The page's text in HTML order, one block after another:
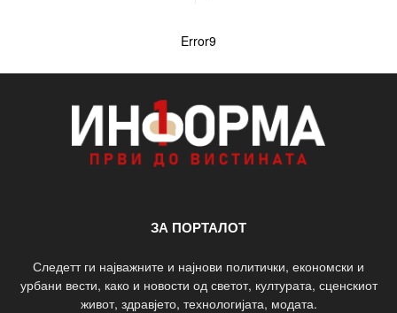
Error9
ЗА ПОРТАЛОТ
Следетт ги најважните и најнови политички, економски и
урбани вести, како и новости од светот, културата, сценскиот
живот, здравјето, технологијата, модата.